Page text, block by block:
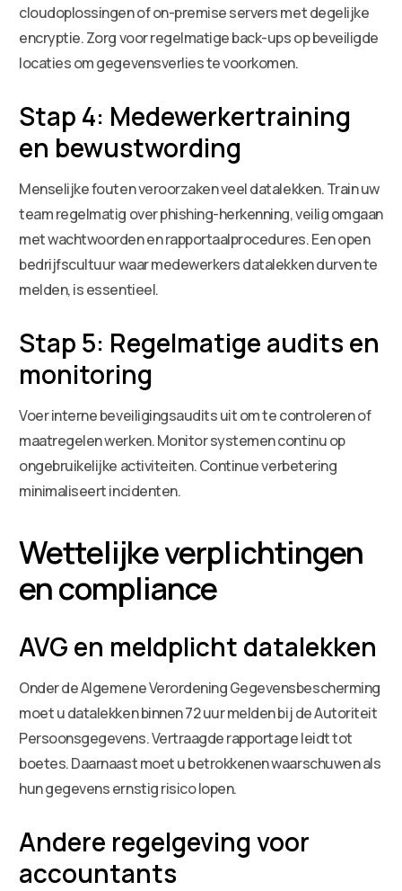
cloudoplossingen of on-premise servers met degelijke
encryptie. Zorg voor regelmatige back-ups op beveiligde
locaties om gegevensverlies te voorkomen.
Stap 4: Medewerkertraining
en bewustwording
Menselijke fouten veroorzaken veel datalekken. Train uw
team regelmatig over phishing-herkenning, veilig omgaan
met wachtwoorden en rapportaalprocedures. Een open
bedrijfscultuur waar medewerkers datalekken durven te
melden, is essentieel.
Stap 5: Regelmatige audits en
monitoring
Voer interne beveiligingsaudits uit om te controleren of
maatregelen werken. Monitor systemen continu op
ongebruikelijke activiteiten. Continue verbetering
minimaliseert incidenten.
Wettelijke verplichtingen
en compliance
AVG en meldplicht datalekken
Onder de Algemene Verordening Gegevensbescherming
moet u datalekken binnen 72 uur melden bij de Autoriteit
Persoonsgegevens. Vertraagde rapportage leidt tot
boetes. Daarnaast moet u betrokkenen waarschuwen als
hun gegevens ernstig risico lopen.
Andere regelgeving voor
accountants